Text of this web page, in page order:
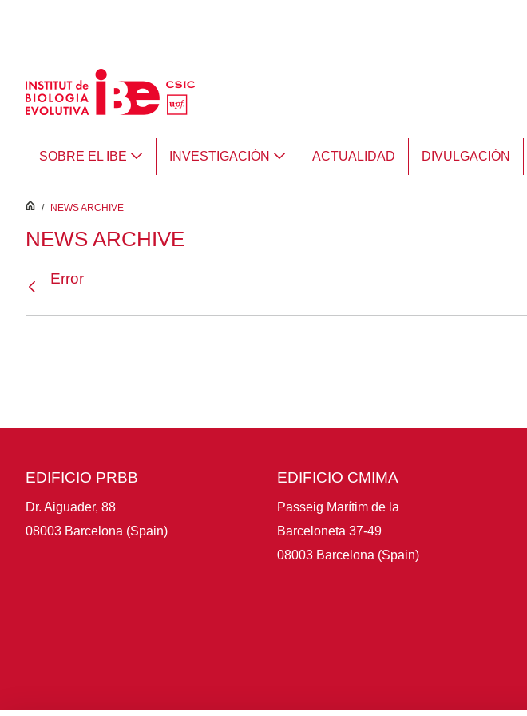
SOBRE EL IBE INVESTIGACIÓN ACTUALIDAD DIVULGACIÓN
inici
/ NEWS ARCHIVE
NEWS ARCHIVE
Error
EDIFICIO PRBB
Dr. Aiguader, 88
08003 Barcelona (Spain)
EDIFICIO CMIMA
Passeig Marítim de la
Barceloneta 37-49
08003 Barcelona (Spain)